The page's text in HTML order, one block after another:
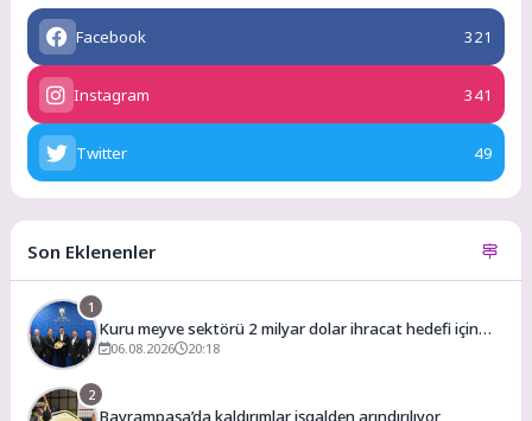
Facebook 321
Instagram 341
Twitter 49
Son Eklenenler
1
Kuru meyve sektörü 2 milyar dolar ihracat hedefi için
Ankara’dan destek istedi
06.08.2026 20:18
2
Bayrampaşa’da kaldırımlar işgalden arındırılıyor